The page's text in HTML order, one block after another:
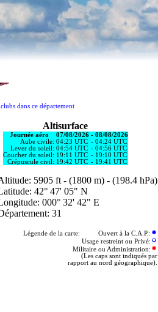
dans ce département
Altisurface
Journée aéro 07/08/2026- 08/08/2026
Aube civile: 04:23 UTC - 04:24 UTC
Lever du soleil: 04:54 UTC - 04:56 UTC
Coucher du soleil: 19:11 UTC - 19:10 UTC
Crépuscule civil: 19:42 UTC - 19:41 UTC
5905 ft - (1800 m) - (198.4 hPa)
42° 47' 05" N
000° 32' 42" E
31
Légende de la carte: Ouvert à la C.A.P.:
Usage restreint ou Privé:
Militaire ou Administration:
(Les caps sont indiqués par
rapport au nord géographique).